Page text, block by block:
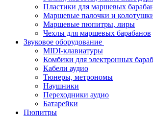
Пластики для маршевых
Маршевые палочки и
Маршевые пюпитры, лиры
Чехлы для маршевых барабанов
Звуковое оборудование
MIDI-клавиатуры
Комбики для электронных
Кабели аудио
Тюнеры, метрономы
Наушники
Переходники аудио
Батарейки
Пюпитры